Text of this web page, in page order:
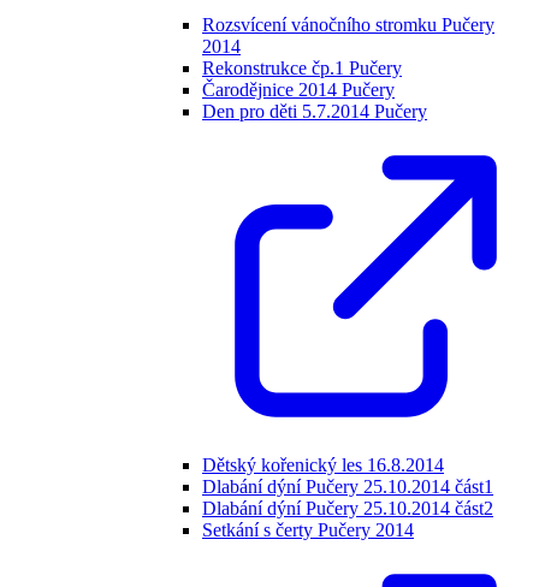
Rozsvícení vánočního stromku Pučery
2014
Rekonstrukce čp.1 Pučery
Čarodějnice 2014 Pučery
Den pro děti 5.7.2014 Pučery
Dětský kořenický les 16.8.2014
Dlabání dýní Pučery 25.10.2014 část1
Dlabání dýní Pučery 25.10.2014 část2
Setkání s čerty Pučery 2014